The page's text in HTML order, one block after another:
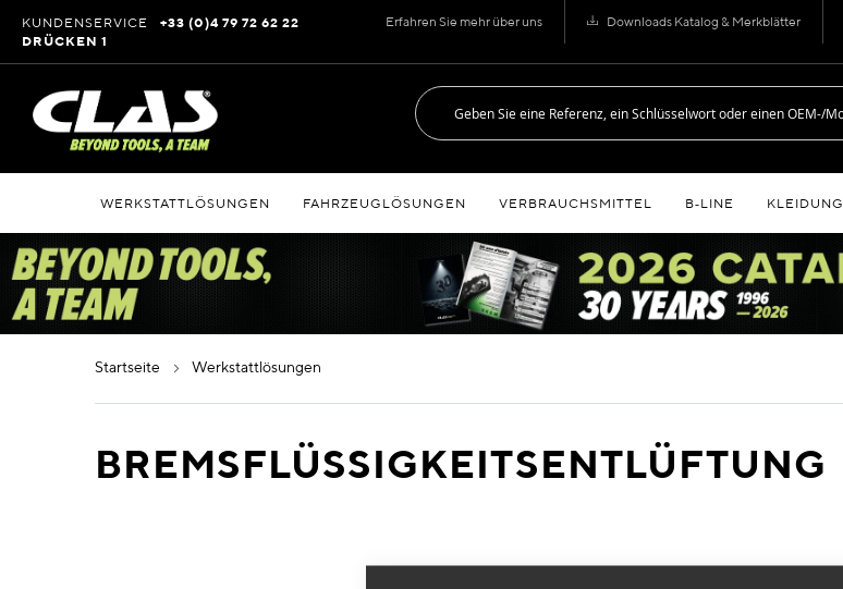
Erfahren Sie mehr über uns Downloads Katalog & Merkblätter
Inhalt
springen
KUNDENSERVICE
+33 (0)4 79 72 62 22
DRÜCKEN 1
WERKSTATTLÖSUNGEN FAHRZEUGLÖSUNGEN VERBRAUCHSMITTEL B‑LINE KLEIDUNG
startseite werkstattlösungen
BREMSFLÜSSIGKEITSENTLÜFTUNG